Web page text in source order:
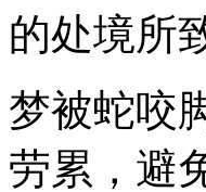
的处境所
梦被蛇咬
劳累，避